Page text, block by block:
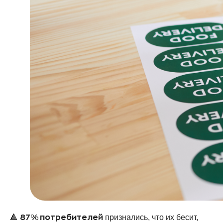
🔺 87% потребителей признались, что их бесит,